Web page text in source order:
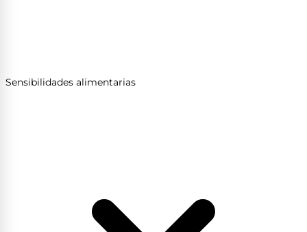
Sensibilidades alimentarias